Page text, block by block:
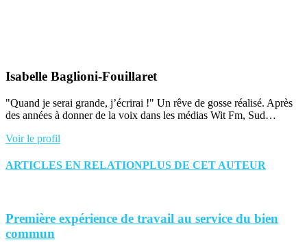
Isabelle Baglioni-Fouillaret
"Quand je serai grande, j’écrirai !" Un rêve de gosse réalisé. Après
des années à donner de la voix dans les médias Wit Fm, Sud…
Voir le profil
ARTICLES EN RELATIONPLUS DE CET AUTEUR
Première expérience de travail au service du bien
commun